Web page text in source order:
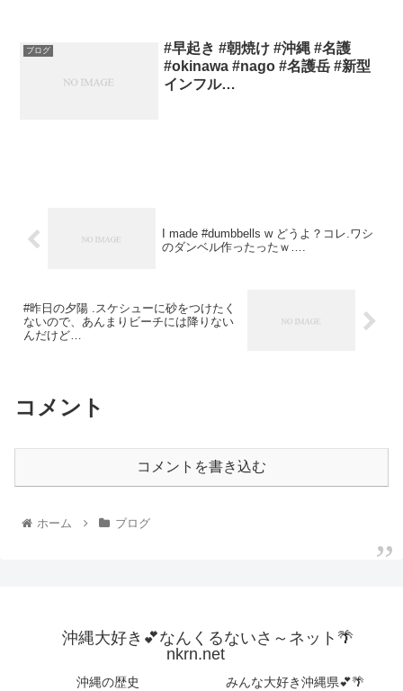
ブログ
#早起き #朝焼け #沖縄 #名護
#okinawa #nago #名護岳 #新型
インフル…
I made #dumbbells w どうよ？コレ.ワシ
のダンベル作ったったｗ….
#昨日の夕陽 .スケシューに砂をつけたく
ないので、あんまりビーチには降りない
んだけど…
コメント
コメントを書き込む
ホーム ブログ
沖縄大好き💕なんくるないさ～ネット🌴
nkrn.net
沖縄の歴史
みんな大好き沖縄県💕🌴